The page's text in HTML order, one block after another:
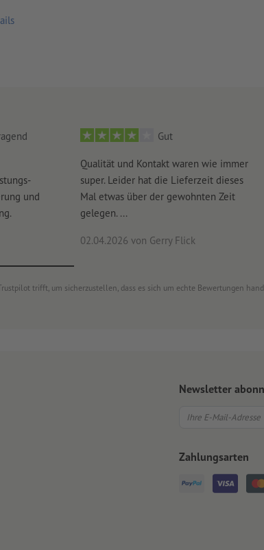
und
Gut
Qualität und Kontakt waren wie immer
super. Leider hat die Lieferzeit dieses
Mal etwas über der gewohnten Zeit
gelegen. ...
02.04.2026 von Gerry Flick
trifft, um sicherzustellen, dass es sich um echte Bewertungen
Newsletter
Zahlungsarten